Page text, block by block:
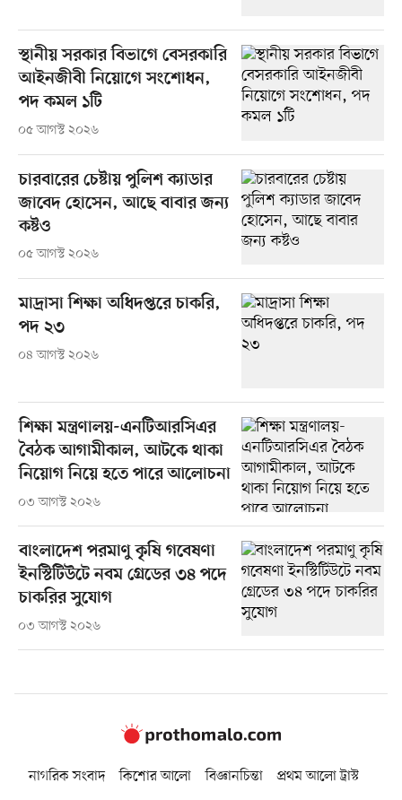
স্থানীয় সরকার বিভাগে বেসরকারি
আইনজীবী নিয়োগে সংশোধন,
পদ কমল ১টি
০৫ আগস্ট ২০২৬
চারবারের চেষ্টায় পুলিশ ক্যাডার
জাবেদ হোসেন, আছে বাবার জন্য
কষ্টও
০৫ আগস্ট ২০২৬
মাদ্রাসা শিক্ষা অধিদপ্তরে চাকরি,
পদ ২৩
০৪ আগস্ট ২০২৬
শিক্ষা মন্ত্রণালয়-এনটিআরসিএর
বৈঠক আগামীকাল, আটকে থাকা
নিয়োগ নিয়ে হতে পারে আলোচনা
০৩ আগস্ট ২০২৬
বাংলাদেশ পরমাণু কৃষি গবেষণা
ইনস্টিটিউটে নবম গ্রেডের ৩৪ পদে
চাকরির সুযোগ
০৩ আগস্ট ২০২৬
নাগরিক সংবাদ কিশোর আলো বিজ্ঞানচিন্তা
প্রথম আলো ট্রাস্ট